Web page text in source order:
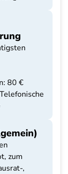
80 €
zum
,